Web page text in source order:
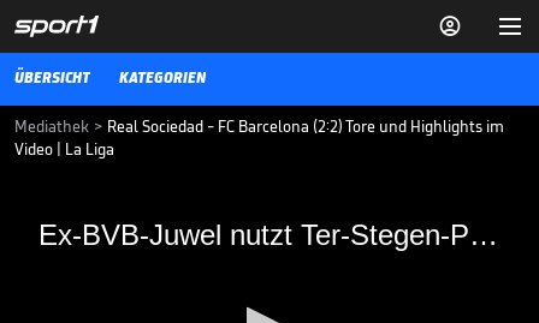


ÜBERSICHT KATEGORIEN
Mediathek > Real Sociedad - FC Barcelona (2:2) Tore und Highlights im
Video | La Liga
Ex-BVB-Juwel nutzt Ter-Stegen-Patzer
Ex-BVB-Juwel nutzt Ter-Stegen-Patzer